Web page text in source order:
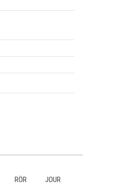
RÖR
JOUR